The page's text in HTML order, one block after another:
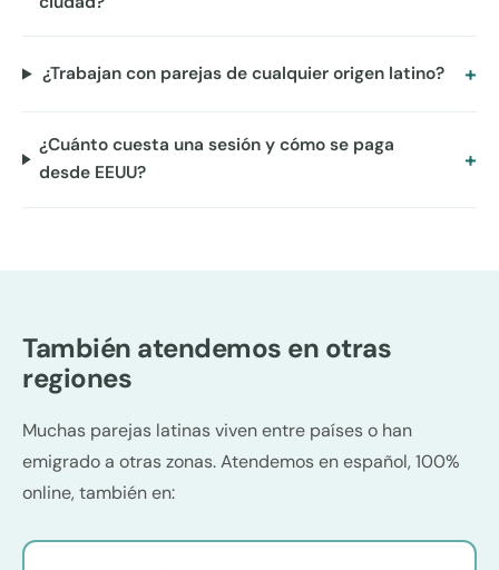
¿Trabajan con parejas de cualquier origen latino?
¿Cuánto cuesta una sesión y cómo se paga
desde EEUU?
También atendemos en otras
regiones
Muchas parejas latinas viven entre países o han
emigrado a otras zonas. Atendemos en español, 100%
online, también en: